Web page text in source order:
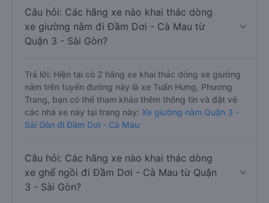
Câu hỏi: Các hãng xe nào khai thác dòng
xe giường nằm đi Đầm Dơi - Cà Mau từ
Quận 3 - Sài Gòn?
Trả lời: Hiện tại có 2 hãng xe khai thác dòng xe giường
nằm trên tuyến đường này là xe Tuấn Hưng, Phương
Trang, bạn có thể tham khảo thêm thông tin và đặt vé
các nhà xe này tại trang này: Xe giường nằm Quận 3 -
Sài Gòn đi Đầm Dơi - Cà Mau
Câu hỏi: Các hãng xe nào khai thác dòng
xe ghế ngồi đi Đầm Dơi - Cà Mau từ Quận
3 - Sài Gòn?